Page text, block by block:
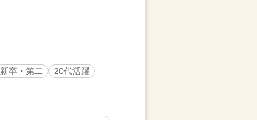
新卒・第二
20代活躍